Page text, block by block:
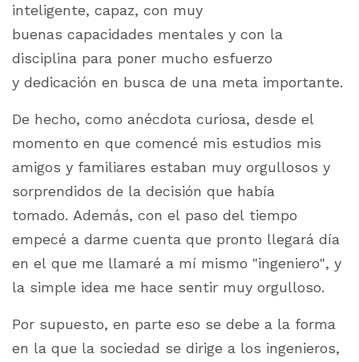
inteligente, capaz, con muy
buenas capacidades mentales y con la
disciplina para poner mucho esfuerzo
y dedicación en busca de una meta importante.
De hecho, como anécdota curiosa, desde el
momento en que comencé mis estudios mis
amigos y familiares estaban muy orgullosos y
sorprendidos de la decisión que había
tomado. Además, con el paso del tiempo
empecé a darme cuenta que pronto llegará día
en el que me llamaré a mí mismo "ingeniero", y
la simple idea me hace sentir muy orgulloso.
Por supuesto, en parte eso se debe a la forma
en la que la sociedad se dirige a los ingenieros,